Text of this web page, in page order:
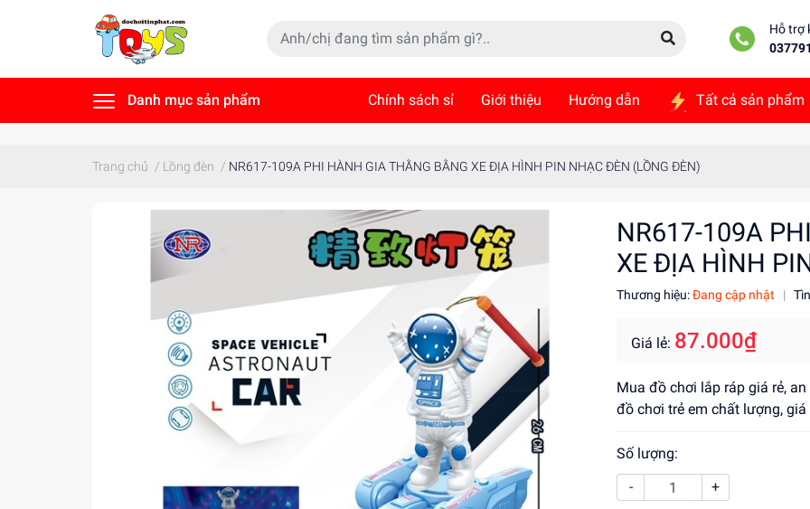
Hỗ trợ
Danh mục sản phẩm Chính sách sỉ Giới thiệu Hướng dẫn Tất cả sản phẩm
Trang chủ / Lồng đèn / NR617-109A PHI HÀNH GIA THẰNG BẰNG XE ĐỊA HÌNH PIN NHẠC ĐÈN (LỒNG ĐÈN)
NR617-109A
XE ĐỊA HÌNH
Thương hiệu:Đang cập nhật |
Giá lẻ: 87.000₫
Mua đồ chơi lắp ráp giá rẻ,
đồ chơi trẻ em chất lượng,
Số lượng:
-
+